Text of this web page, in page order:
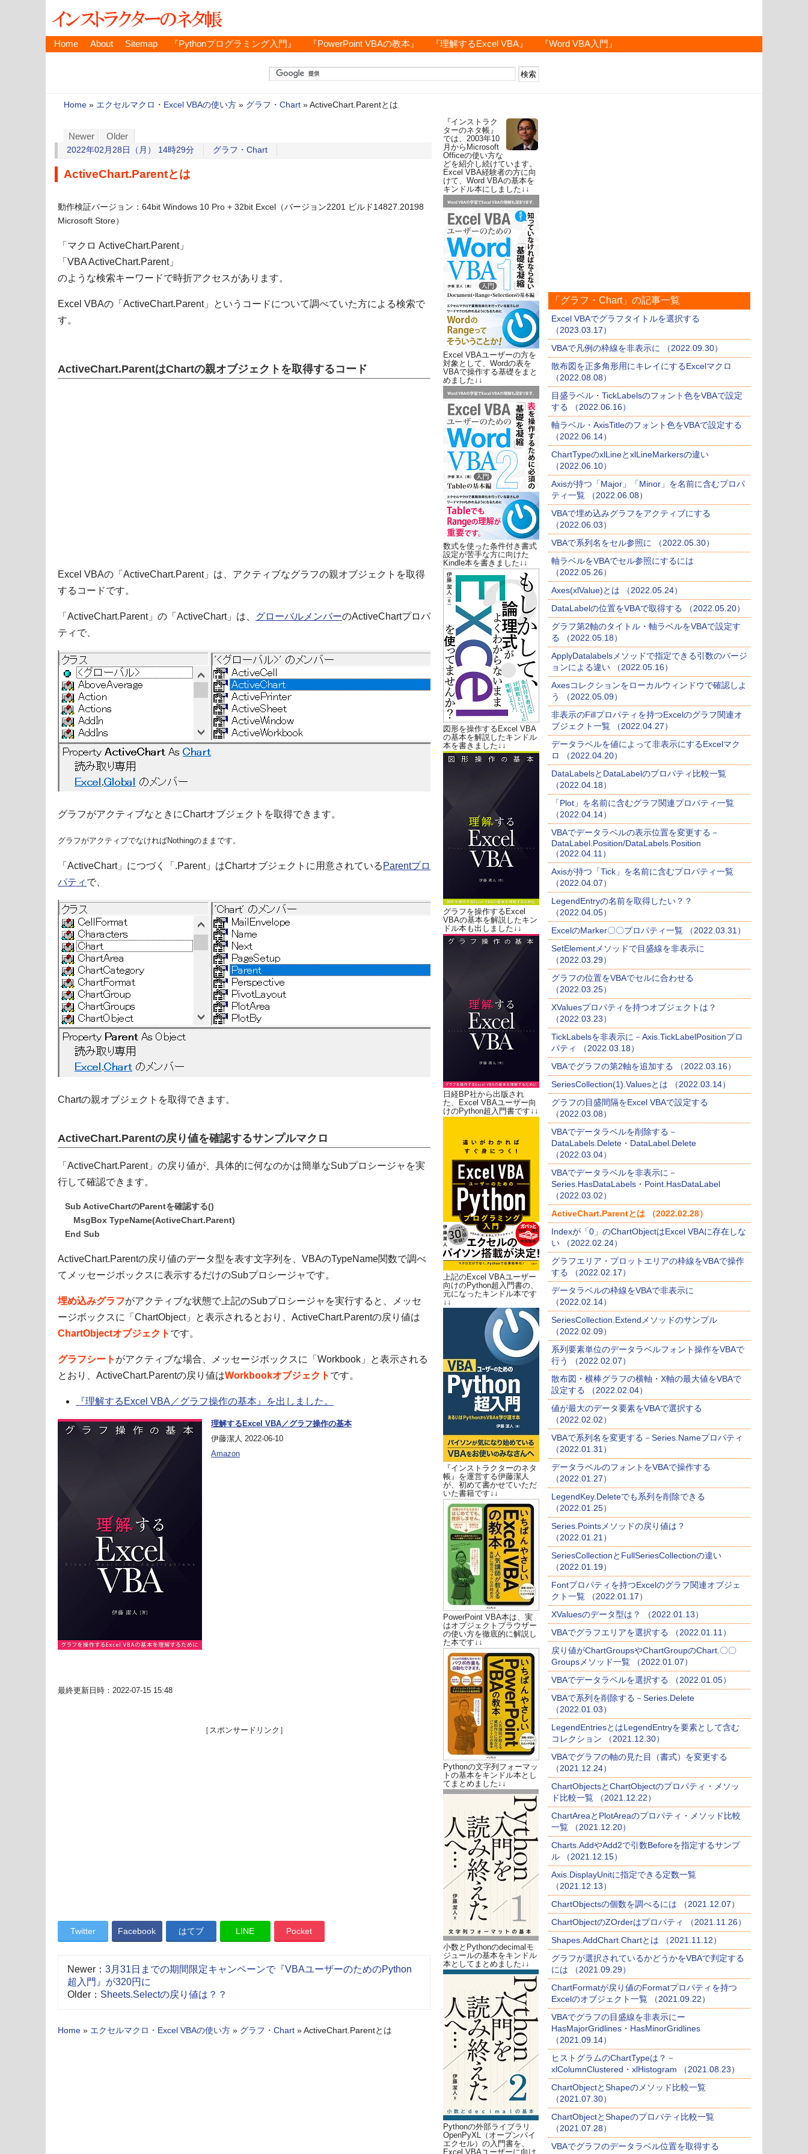
Home About Sitemap 『Pythonプログラミング入門』 『PowerPoint VBAの教本』 『理解するExcel VBA』 『Word VBA入門』
Home » エクセルマクロ・Excel VBAの使い方 » グラフ・Chart » ActiveChart.Parentとは
Newer Older
2022年02月28日（月） 14時29分 グラフ・Chart
ActiveChart.Parentとは
動作検証バージョン：64bit Windows 10 Pro + 32bit Excel（バージョン2201 ビルド14827.20198
Microsoft Store）
「マクロ ActiveChart.Parent」
「VBA ActiveChart.Parent」
のような検索キーワードで時折アクセスがあります。
Excel VBAの「ActiveChart.Parent」というコードについて調べていた方による検索で
す。
ActiveChart.ParentはChartの親オブジェクトを取得するコード
Excel VBAの「ActiveChart.Parent」は、アクティブなグラフの親オブジェクトを取得
するコードです。
「ActiveChart.Parent」の「ActiveChart」は、 グローバルメンバーのActiveChartプロパ
ティで、
グラフがアクティブなときにChartオブジェクトを取得できます。
グラフがアクティブでなければNothingのままです。
「ActiveChart」につづく「.Parent」はChartオブジェクトに用意されている Parentプロ
パティ で、
Chartの親オブジェクトを取得できます。
ActiveChart.Parentの戻り値を確認するサンプルマクロ
「ActiveChart.Parent」の戻り値が、具体的に何なのかは簡単なSubプロシージャを実
行して確認できます。
Sub ActiveChartのParentを確認する()
MsgBox TypeName(ActiveChart.Parent)
End Sub
ActiveChart.Parentの戻り値のデータ型を表す文字列を、VBAのTypeName関数で調べ
てメッセージボックスに表示するだけのSubプロシージャです。
埋め込みグラフがアクティブな状態で上記のSubプロシージャを実行すると、メッセ
ージボックスに「ChartObject」と表示されるとおり、ActiveChart.Parentの戻り値は
ChartObjectオブジェクト です。
グラフシート がアクティブな場合、メッセージボックスに「Workbook」と表示される
とおり、ActiveChart.Parentの戻り値はWorkbookオブジェクト です。
『理解するExcel VBA／グラフ操作の基本』を出しました。
理解するExcel VBA／グラフ操作の基本
伊藤潔人 2022-06-10
Amazon
最終更新日時：2022-07-15 15:48
［スポンサードリンク］
Twitter Facebook はてブ LINE Pocket
Newer： 3月31日までの期間限定キャンペーンで『VBAユーザーのためのPython
超入門』が320円に
Older： Sheets.Selectの戻り値は？？
Home » エクセルマクロ・Excel VBAの使い方 » グラフ・Chart » ActiveChart.Parentとは
『インストラク
ターのネタ帳』
では、2003年10
月からMicrosoft
Officeの使い方な
どを紹介し続けています。
Excel VBA経験者の方に向
けて、Word VBAの基本を
キンドル本にしました↓↓
Excel VBAユーザーの方を
対象として、Wordの表を
VBAで操作する基礎をまと
めました↓↓
数式を使った条件付き書式
設定が苦手な方に向けた
Kindle本を書きました↓↓
図形を操作するExcel VBA
の基本を解説したキンドル
本を書きました↓↓
グラフを操作するExcel
VBAの基本を解説したキン
ドル本も出しました↓↓
日経BP社から出版され
た、Excel VBAユーザー向
けのPython超入門書です↓↓
上記のExcel VBAユーザー
向けのPython超入門書の、
元になったキンドル本です
↓↓
『インストラクターのネタ
帳』を運営する伊藤潔人
が、初めて書かせていただ
いた書籍です↓↓
PowerPoint VBA本は、実
はオブジェクトブラウザー
の使い方を徹底的に解説し
た本です↓↓
Pythonの文字列フォーマッ
トの基本をキンドル本とし
てまとめました↓↓
小数とPythonのdecimalモ
ジュールの基本をキンドル
本としてまとめました↓↓
Pythonの外部ライブラリ
OpenPyXL（オープンパイ
エクセル）の入門書を、
Excel VBAユーザーに向け
「グラフ・Chart」の記事一覧
Excel VBAでグラフタイトルを選択する
（2023.03.17）
VBAで凡例の枠線を非表示に （2022.09.30）
散布図を正多角形用にキレイにするExcelマクロ
（2022.08.08）
目盛ラベル・TickLabelsのフォント色をVBAで設定
する （2022.06.16）
軸ラベル・AxisTitleのフォント色をVBAで設定する
（2022.06.14）
ChartTypeのxlLineとxlLineMarkersの違い
（2022.06.10）
Axisが持つ「Major」「Minor」を名前に含むプロパ
ティ一覧 （2022.06.08）
VBAで埋め込みグラフをアクティブにする
（2022.06.03）
VBAで系列名をセル参照に （2022.05.30）
軸ラベルをVBAでセル参照にするには
（2022.05.26）
Axes(xlValue)とは （2022.05.24）
DataLabelの位置をVBAで取得する （2022.05.20）
グラフ第2軸のタイトル・軸ラベルをVBAで設定す
る （2022.05.18）
ApplyDatalabelsメソッドで指定できる引数のバージ
ョンによる違い （2022.05.16）
Axesコレクションをローカルウィンドウで確認しよ
う （2022.05.09）
非表示のFillプロパティを持つExcelのグラフ関連オ
ブジェクト一覧 （2022.04.27）
データラベルを値によって非表示にするExcelマク
ロ （2022.04.20）
DataLabelsとDataLabelのプロパティ比較一覧
（2022.04.18）
「Plot」を名前に含むグラフ関連プロパティ一覧
（2022.04.14）
VBAでデータラベルの表示位置を変更する－
DataLabel.Position/DataLabels.Position
（2022.04.11）
Axisが持つ「Tick」を名前に含むプロパティ一覧
（2022.04.07）
LegendEntryの名前を取得したい？？
（2022.04.05）
ExcelのMarker〇〇プロパティ一覧 （2022.03.31）
SetElementメソッドで目盛線を非表示に
（2022.03.29）
グラフの位置をVBAでセルに合わせる
（2022.03.25）
XValuesプロパティを持つオブジェクトは？
（2022.03.23）
TickLabelsを非表示に－Axis.TickLabelPositionプロ
パティ （2022.03.18）
VBAでグラフの第2軸を追加する （2022.03.16）
SeriesCollection(1).Valuesとは （2022.03.14）
グラフの目盛間隔をExcel VBAで設定する
（2022.03.08）
VBAでデータラベルを削除する－
DataLabels.Delete・DataLabel.Delete
（2022.03.04）
VBAでデータラベルを非表示に－
Series.HasDataLabels・Point.HasDataLabel
（2022.03.02）
ActiveChart.Parentとは （2022.02.28）
Indexが「0」のChartObjectはExcel VBAに存在しな
い （2022.02.24）
グラフエリア・プロットエリアの枠線をVBAで操作
する （2022.02.17）
データラベルの枠線をVBAで非表示に
（2022.02.14）
SeriesCollection.Extendメソッドのサンプル
（2022.02.09）
系列要素単位のデータラベルフォント操作をVBAで
行う （2022.02.07）
散布図・横棒グラフの横軸・X軸の最大値をVBAで
設定する （2022.02.04）
値が最大のデータ要素をVBAで選択する
（2022.02.02）
VBAで系列名を変更する－Series.Nameプロパティ
（2022.01.31）
データラベルのフォントをVBAで操作する
（2022.01.27）
LegendKey.Deleteでも系列を削除できる
（2022.01.25）
Series.Pointsメソッドの戻り値は？
（2022.01.21）
SeriesCollectionとFullSeriesCollectionの違い
（2022.01.19）
Fontプロパティを持つExcelのグラフ関連オブジェ
クト一覧 （2022.01.17）
XValuesのデータ型は？ （2022.01.13）
VBAでグラフエリアを選択する （2022.01.11）
戻り値がChartGroupsやChartGroupのChart.〇〇
Groupsメソッド一覧 （2022.01.07）
VBAでデータラベルを選択する （2022.01.05）
VBAで系列を削除する－Series.Delete
（2022.01.03）
LegendEntriesとはLegendEntryを要素として含む
コレクション （2021.12.30）
VBAでグラフの軸の見た目（書式）を変更する
（2021.12.24）
ChartObjectsとChartObjectのプロパティ・メソッ
ド比較一覧 （2021.12.22）
ChartAreaとPlotAreaのプロパティ・メソッド比較
一覧 （2021.12.20）
Charts.AddやAdd2で引数Beforeを指定するサンプ
ル （2021.12.15）
Axis.DisplayUnitに指定できる定数一覧
（2021.12.13）
ChartObjectsの個数を調べるには （2021.12.07）
ChartObjectのZOrderはプロパティ （2021.11.26）
Shapes.AddChart.Chartとは （2021.11.12）
グラフが選択されているかどうかをVBAで判定する
には （2021.09.29）
ChartFormatが戻り値のFormatプロパティを持つ
Excelのオブジェクト一覧 （2021.09.22）
VBAでグラフの目盛線を非表示にー
HasMajorGridlines・HasMinorGridlines
（2021.09.14）
ヒストグラムのChartTypeは？－
xlColumnClustered・xlHistogram （2021.08.23）
ChartObjectとShapeのメソッド比較一覧
（2021.07.30）
ChartObjectとShapeのプロパティ比較一覧
（2021.07.28）
VBAでグラフのデータラベル位置を取得する